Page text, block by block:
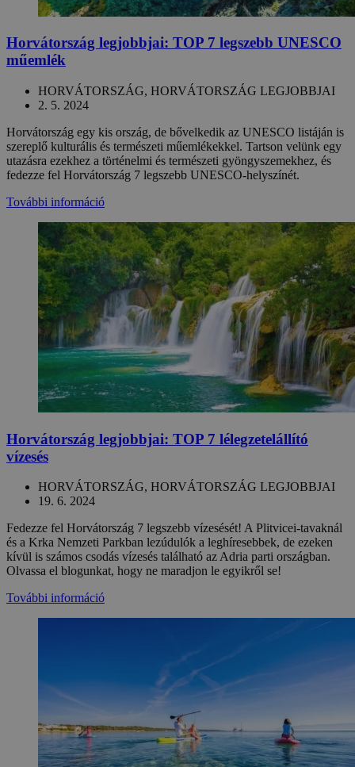
Horvátország legjobbjai: TOP 7 legszebb UNESCO
műemlék
HORVÁTORSZÁG, HORVÁTORSZÁG LEGJOBBJAI
2. 5. 2024
Horvátország egy kis ország, de bővelkedik az UNESCO listáján is
szereplő kulturális és természeti műemlékekkel. Tartson velünk egy
utazásra ezekhez a történelmi és természeti gyöngyszemekhez, és
fedezze fel Horvátország 7 legszebb UNESCO-helyszínét.
További információ
Horvátország legjobbjai: TOP 7 lélegzetelállító
vízesés
HORVÁTORSZÁG, HORVÁTORSZÁG LEGJOBBJAI
19. 6. 2024
Fedezze fel Horvátország 7 legszebb vízesését! A Plitvicei-tavaknál
és a Krka Nemzeti Parkban lezúdulók a leghíresebbek, de ezeken
kívül is számos csodás vízesés található az Adria parti országban.
Olvassa el blogunkat, hogy ne maradjon le egyikről se!
További információ